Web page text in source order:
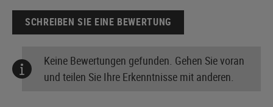
SCHREIBEN SIE EINE BEWERTUNG
Keine Bewertungen gefunden. Gehen Sie voran
und teilen Sie Ihre Erkenntnisse mit anderen.